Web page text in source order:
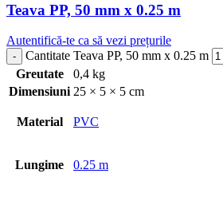
Teava PP, 50 mm x 0.25 m
Autentifică-te ca să vezi prețurile
Cantitate Teava PP, 50 mm x 0.25 m
Greutate
0,4 kg
Dimensiuni 25 × 5 × 5 cm
Material PVC
Lungime 0.25 m